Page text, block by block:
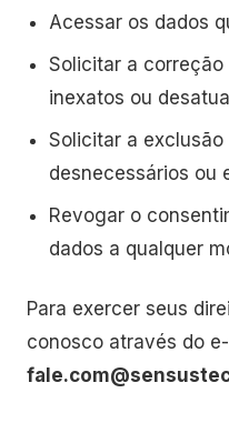
Acessar os dados
Solicitar a
inexatos ou
Solicitar a
desnecessários ou
Revogar o
dados a qualquer
Para exercer seus
conosco através do